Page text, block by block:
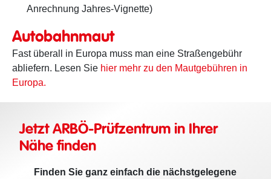
Anrechnung Jahres-Vignette)
Autobahnmaut
Fast überall in Europa muss man eine Straßengebühr
abliefern. Lesen Sie hier mehr zu den Mautgebühren in
Europa.
Jetzt ARBÖ-Prüfzentrum in Ihrer
Nähe finden
Finden Sie ganz einfach die nächstgelegene